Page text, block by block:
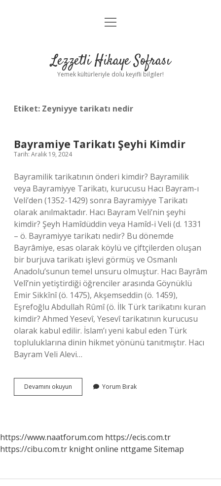
Anasayfa
Yasal Uyarı
menüyü
Lezzetli Hikaye Sofrası
Yemek kültürleriyle dolu keyifli bilgiler!
Etiket: Zeyniyye tarikatı nedir
Bayramiye Tarikatı Şeyhi Kimdir
Tarih: Aralık 19, 2024
Bayramilik tarikatının önderi kimdir? Bayramilik
veya Bayramiyye Tarikatı, kurucusu Hacı Bayram-ı
Veli’den (1352-1429) sonra Bayramiyye Tarikatı
olarak anılmaktadır. Hacı Bayram Veli’nin şeyhi
kimdir? Şeyh Hamîdüddin veya Hamîd-i Veli (d. 1331
– ö. Bayramiyye tarikatı nedir? Bu dönemde
Bayrâmiye, esas olarak köylü ve çiftçilerden oluşan
bir burjuva tarikatı işlevi görmüş ve Osmanlı
Anadolu’sunun temel unsuru olmuştur. Hacı Bayrâm
Velî’nin yetiştirdiği öğrenciler arasında Göynüklü
Emir Sikkînî (ö. 1475), Akşemseddin (ö. 1459),
Eşrefoğlu Abdullah Rûmî (ö. İlk Türk tarikatını kuran
kimdir? Ahmed Yesevî, Yesevî tarikatının kurucusu
olarak kabul edilir. İslam’ı yeni kabul eden Türk
topluluklarına dinin hikmet yönünü tanıtmıştır. Hacı
Bayram Veli Alevi…
Devamını okuyun Bayramiye
Tarikatı
Yorum Bırak
https://www.naatforum.com https://ecis.com.tr
https://cibu.com.tr knight online nttgame Sitemap